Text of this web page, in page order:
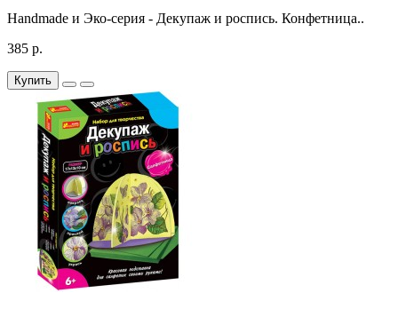
Handmade и Эко-серия - Декупаж и роспись. Конфетница..
385 р.
Купить